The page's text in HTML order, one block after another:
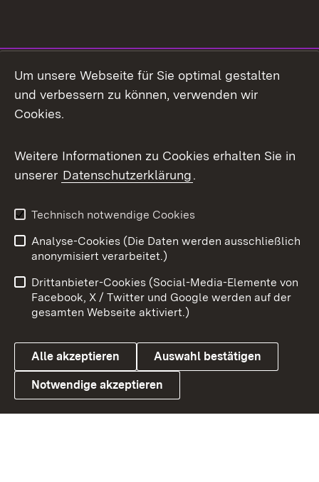
Facebook
X / Twitter
Youtube
Link zum Landesportal
Impressum
Kontakt
Barrierefreiheit
Datenschutz
Cookies
Um unsere Webseite für Sie optimal gestalten
und verbessern zu können, verwenden wir
Cookies.
Weitere Informationen zu Cookies erhalten Sie in
unserer Datenschutzerklärung.
Technisch notwendige Cookies
Analyse-Cookies (Die Daten werden ausschließlich
anonymisiert verarbeitet.)
Drittanbieter-Cookies (Social-Media-Elemente von
Facebook, X / Twitter und Google werden auf der
gesamten Webseite aktiviert.)
Alle akzeptieren Auswahl bestätigen
Notwendige akzeptieren